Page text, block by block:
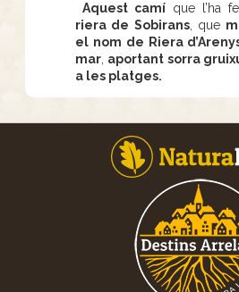
Aquest camí que l’ha
riera de Sobirans, que
el nom de Riera
mar aportant sorra
a les platges.